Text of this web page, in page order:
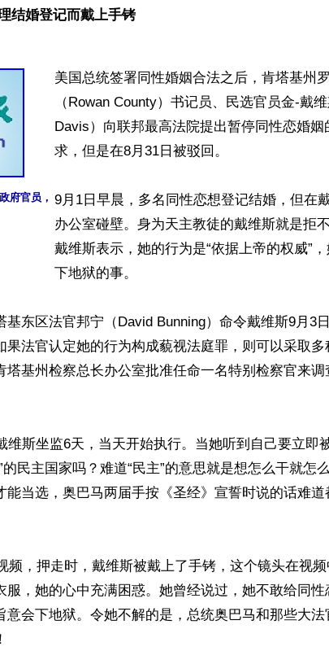
结婚登记而戴上手铐
府官员，
美国总统签署同性婚姻合法之后，肯塔基州
（Rowan County）书记员、民选官员金-戴
Davis）向联邦最高法院提出暂停同性恋婚姻
求，但是在8月31日被驳回。
9月1日早晨，多名同性恋想登记结婚，但在
办公室碰壁。身为天主教徒的戴维斯就是拒不
戴维斯表示，她的行为是“依据上帝的权威”
下地狱的事。
基东区法官邦宁（David Bunning）命令戴维斯9月3
果法官认定她的行为构成藐视法庭罪，则可以采取多
基州检察总长办公室批准任命一名特别检察官来调
维斯坐监6天，当天开始执行。当她听到自己要立即
民主国家吗？难道“民主”的意思就是想怎么干就怎
能当选，奥巴马两届手按《圣经》宣誓时说的话难道
频，押走时，戴维斯被戴上了手铐，这个镜头在视
服，她的心中充满困惑。她曾经说过，她不敢给同性
意会下地狱。令她不解的是，总统奥巴马和那些大法